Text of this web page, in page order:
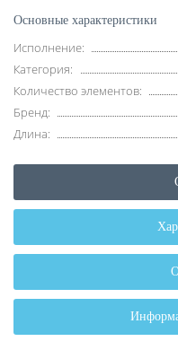
Основные характеристики
Исполнение:
Категория:
Количество элементов:
Бренд:
Длина: